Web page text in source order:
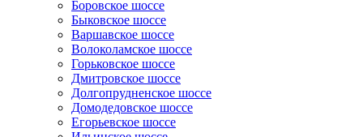
Боровское шоссе
Быковское шоссе
Варшавское шоссе
Волоколамское шоссе
Горьковское шоссе
Дмитровское шоссе
Долгопрудненское шоссе
Домодедовское шоссе
Егорьевское шоссе